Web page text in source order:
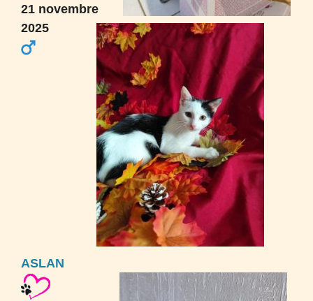
21 novembre
2025
ASLAN